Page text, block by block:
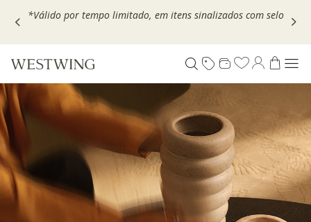
Escolha seu VOUCHER e ganhe até 30% OFF*: useMOVEL30,